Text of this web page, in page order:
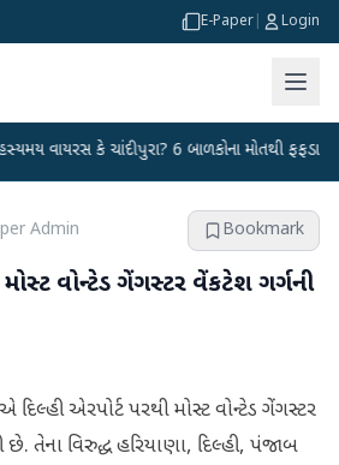
E-Paper Login
કે ચાંદીપુરા? 6 બાળકોના મોતથી ફફડાટ ●
Admin Bookmark
મોસ્ટ વોન્ટેડ ગેંગસ્ટર વેંકટેશ ગર્ગની
એ દિલ્હી એરપોર્ટ પરથી મોસ્ટ વોન્ટેડ ગેંગસ્ટર
છે. તેના વિરુદ્ધ હરિયાણા, દિલ્હી, પંજાબ